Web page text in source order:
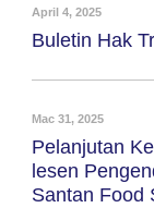
April 4, 2025
Buletin Hak
Mac 31, 2025
Pelanjutan
lesen
Santan Food